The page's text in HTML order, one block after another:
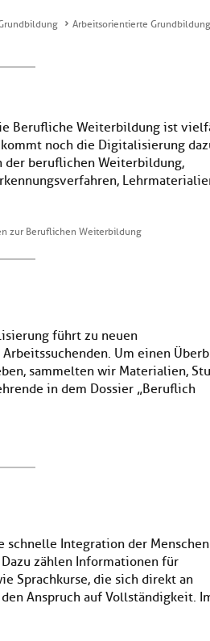
Arbeitsorientierte Grundbildung
Berufliche Weiterbildung ist
noch die Digitalisierung
der beruflichen Weiterbildung,
zur Beruflichen Weiterbildung
führt zu neuen
Um einen
sammelten wir Materialien,
in dem Dossier „Beruflich
Integration der
zählen Informationen für
Sprachkurse, die sich direkt an
Anspruch auf Vollständigkeit.